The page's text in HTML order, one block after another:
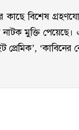
বিশেষ
মুক্তি
প্রেমিক’,